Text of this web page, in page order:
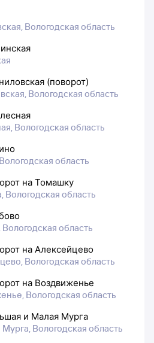
Вологодская область
(поворот)
Вологодская область
Вологодская область
область
на Томашку
Вологодская область
Вологодская область
на Алексейцево
Вологодская область
на Воздвиженье
Вологодская область
и Малая Мурга
Вологодская область